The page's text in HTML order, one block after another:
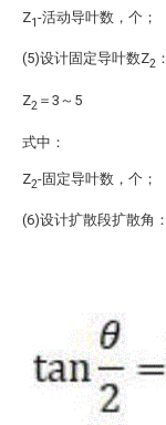
Z1-活动导叶数，个；
(5)设计固定导叶数Z2 ：
Z2 ＝3～5
式中：
Z2-固定导叶数，个；
(6)设计扩散段扩散角：